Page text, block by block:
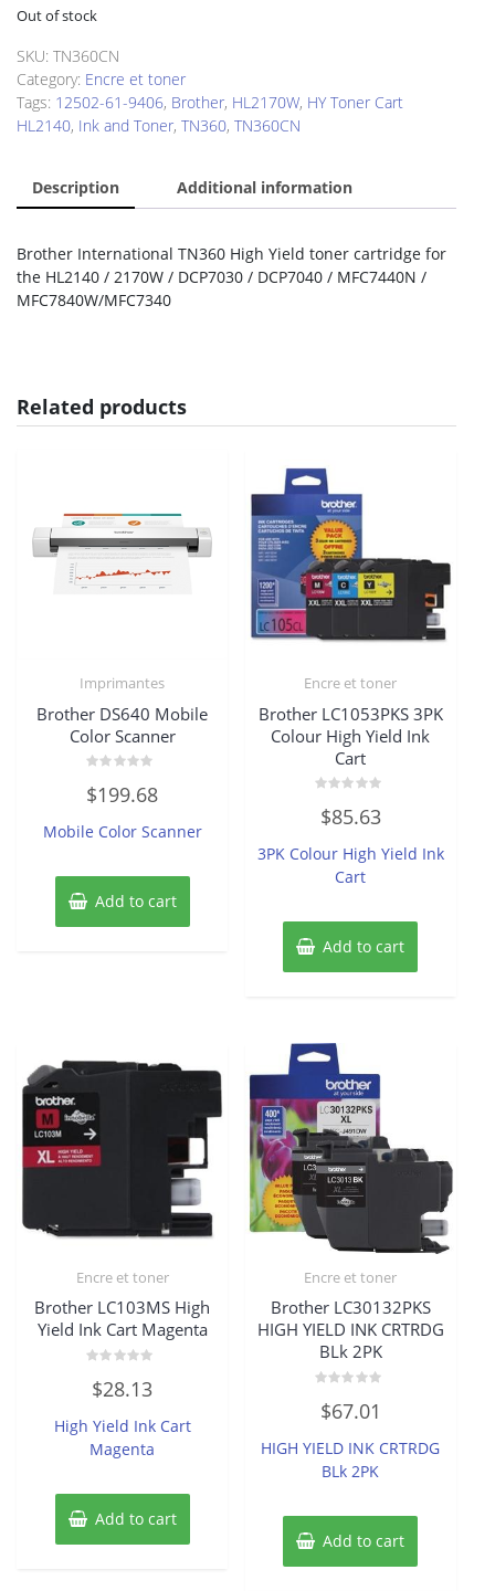
Out of stock
SKU: TN360CN
Category: Encre et toner
Tags: 12502-61-9406, Brother, HL2170W, HY Toner Cart
HL2140, Ink and Toner, TN360, TN360CN
Description Additional information
Brother International TN360 High Yield toner cartridge for
the HL2140 / 2170W / DCP7030 / DCP7040 / MFC7440N /
MFC7840W/MFC7340
Related products
Imprimantes
Brother DS640 Mobile
Color Scanner
0
out
5
$199.68
Mobile Color Scanner
Add to cart
Encre et toner
Brother LC1053PKS 3PK
Colour High Yield Ink
Cart
0
out
5
$85.63
3PK Colour High Yield Ink
Cart
Add to cart
Encre et toner
Brother LC103MS High
Yield Ink Cart Magenta
0
out
5
$28.13
High Yield Ink Cart
Magenta
Add to cart
Encre et toner
Brother LC30132PKS
HIGH YIELD INK CRTRDG
BLk 2PK
0
out
5
$67.01
HIGH YIELD INK CRTRDG
BLk 2PK
Add to cart